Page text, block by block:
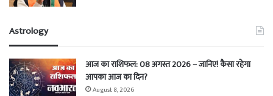
Astrology
आज का राशिफल: 08 अगस्त 2026 – जानिए! कैसा रहेगा
आपका आज का दिन?
August 8, 2026